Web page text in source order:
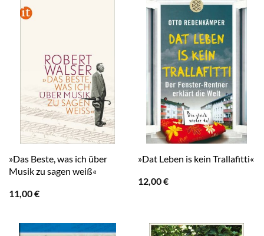
»Das Beste, was ich über
Musik zu sagen weiß«
11,00€
»Dat Leben is kein Trallafitti«
12,00€